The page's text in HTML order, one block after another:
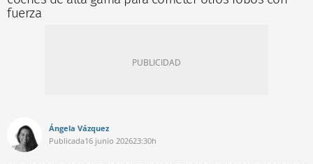
fuerza
Ángela Vázquez
Publicada16 junio 202623:30h